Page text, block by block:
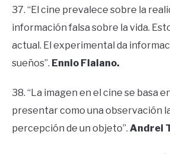
37. “El cine prevalece sobre la
información falsa sobre la vida.
actual. El experimental da
sueños”. Ennio Flaiano.
38. “La imagen en el cine se basa
presentar como una observación
percepción de un objeto”. Andrei